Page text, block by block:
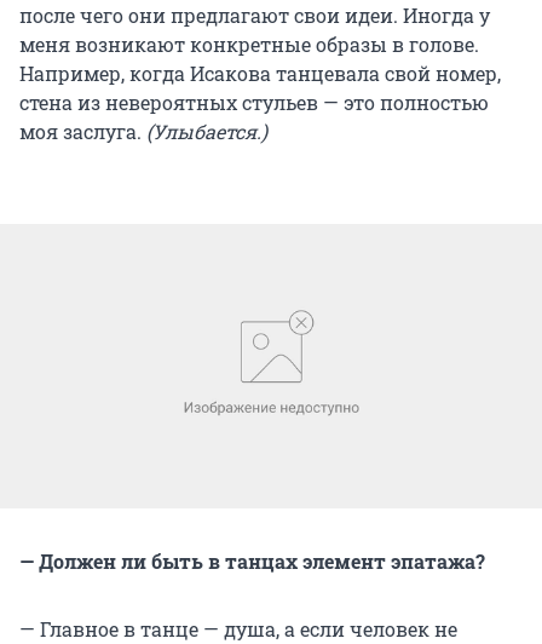
после чего они предлагают свои идеи. Иногда у
меня возникают конкретные образы в голове.
Например, когда Исакова танцевала свой номер,
стена из невероятных стульев — это полностью
моя заслуга. (Улыбается.)
— Должен ли быть в танцах элемент эпатажа?
— Главное в танце — душа, а если человек не